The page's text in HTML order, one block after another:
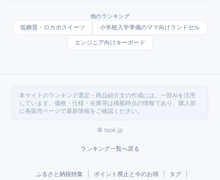
他のランキング
低糖質・ロカボスイーツ 小学校入学準備のママ向けランドセル
エンジニア向けキーボード
本サイトのランキング選定・商品紹介文の作成には、一部AIを活用
しています。価格・仕様・在庫等は掲載時点の情報であり、購入前
に各販売ページで最新情報をご確認ください。
© took.jp
ランキング一覧へ戻る
ふるさと納税特集 ポイント廃止と今のお得 タグ